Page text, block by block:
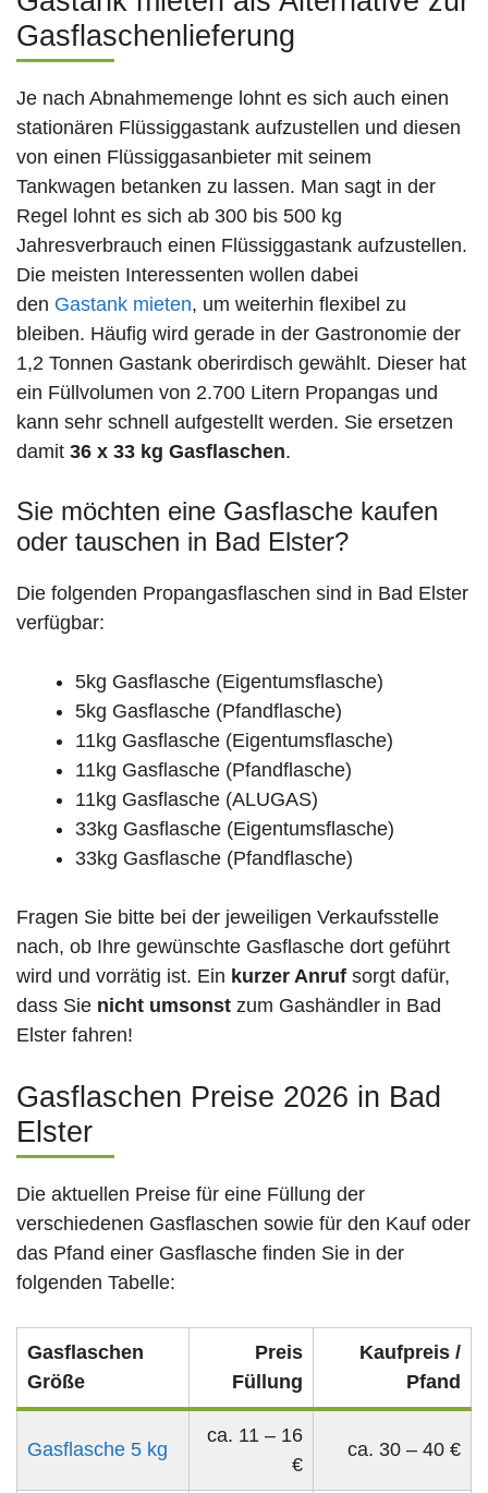
Gasflaschenlieferung
Je nach Abnahmemenge lohnt es sich auch einen
stationären Flüssiggastank aufzustellen und diesen
von einen Flüssiggasanbieter mit seinem
Tankwagen betanken zu lassen. Man sagt in der
Regel lohnt es sich ab 300 bis 500 kg
Jahresverbrauch einen Flüssiggastank aufzustellen.
Die meisten Interessenten wollen dabei
den Gastank mieten, um weiterhin flexibel zu
bleiben. Häufig wird gerade in der Gastronomie der
1,2 Tonnen Gastank oberirdisch gewählt. Dieser hat
ein Füllvolumen von 2.700 Litern Propangas und
kann sehr schnell aufgestellt werden. Sie ersetzen
damit 36 x 33 kg Gasflaschen.
Sie möchten eine Gasflasche kaufen
oder tauschen in Bad Elster?
Die folgenden Propangasflaschen sind in Bad Elster
verfügbar:
5kg Gasflasche (Eigentumsflasche)
5kg Gasflasche (Pfandflasche)
11kg Gasflasche (Eigentumsflasche)
11kg Gasflasche (Pfandflasche)
11kg Gasflasche (ALUGAS)
33kg Gasflasche (Eigentumsflasche)
33kg Gasflasche (Pfandflasche)
Fragen Sie bitte bei der jeweiligen Verkaufsstelle
nach, ob Ihre gewünschte Gasflasche dort geführt
wird und vorrätig ist. Ein kurzer Anruf sorgt dafür,
dass Sie nicht umsonst zum Gashändler in Bad
Elster fahren!
Gasflaschen Preise 2026 in Bad
Elster
Die aktuellen Preise für eine Füllung der
verschiedenen Gasflaschen sowie für den Kauf oder
das Pfand einer Gasflasche finden Sie in der
folgenden Tabelle:
Gasflaschen
Größe
Preis
Füllung
Kaufpreis /
Pfand
Gasflasche 5 kg
ca. 11 – 16
€
ca. 30 – 40 €